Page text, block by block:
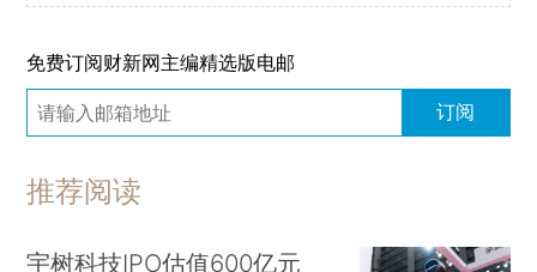
免费订阅财新网主编精选版电邮
订阅
推荐阅读
宇树科技IPO估值600亿元